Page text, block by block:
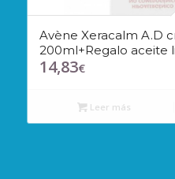
Avène Xeracalm A.D
200ml+Regalo aceite
14,83€
Leer más